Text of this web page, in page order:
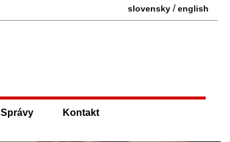
slovensky /english
Správy Kontakt